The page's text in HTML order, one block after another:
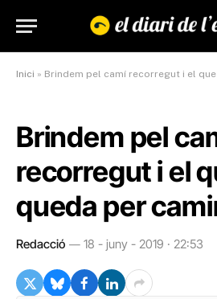
Inici » Brindem pel camí recorregut i el
Brindem pel
recorregut i el
queda per
Redacció 18 - juny - 2019 · 22:53